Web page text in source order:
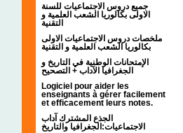
جميع دروس الاجتماعيات للسنة
الاولى بكالوريا الشعب العلمية و
التقنية
ملخصات دروس الاجتماعيات الاولى
بكالوريا الشعب العلمية و التقنية
الإمتحانات الوطنية في التاريخ و
الجغرافيا الآداب + التصحيح
Logiciel pour aider les
enseignants à gérer facilement
et efficacement leurs notes.
الجذع المشترك آداب
الاجتماعيات:الجغرافيا والتاريخ